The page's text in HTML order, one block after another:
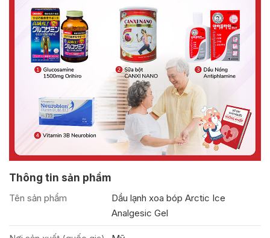
Thông tin sản phẩm
Tên sản phẩm
Dầu lạnh xoa bóp Arctic Ice
Analgesic Gel